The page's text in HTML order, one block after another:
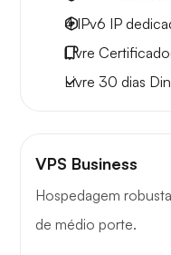
4 IPv6 IP
Livre
Livre 30 dias
VPS Business
Hospedagem
de médio porte.